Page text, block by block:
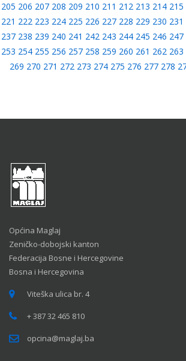
205 206 207 208 209 210 211 212 213 214 215
221 222 223 224 225 226 227 228 229 230 231
237 238 239 240 241 242 243 244 245 246 247
253 254 255 256 257 258 259 260 261 262 263
269 270 271 272 273 274 275 276 277 278
Općina Maglaj
Zeničko-dobojski kanton
Federacija Bosne i Hercegovine
Bosna i Hercegovina
Viteška ulica br. 4
+ 387 32 465 810
opcina@maglaj.ba